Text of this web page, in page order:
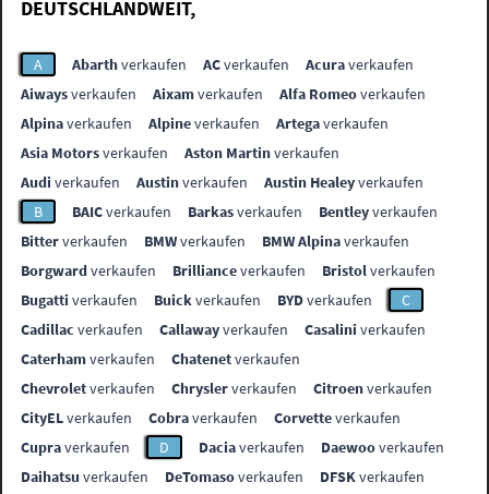
DEUTSCHLANDWEIT,
A Abarthverkaufen ACverkaufen Acuraverkaufen
Aiwaysverkaufen Aixamverkaufen Alfa Romeoverkaufen
Alpinaverkaufen Alpineverkaufen Artegaverkaufen
Asia Motorsverkaufen Aston Martinverkaufen
Audi verkaufen Austinverkaufen Austin Healeyverkaufen
B
BAICverkaufen Barkasverkaufen Bentleyverkaufen
Bitterverkaufen BMWverkaufen BMW Alpinaverkaufen
Borgwardverkaufen Brillianceverkaufen Bristolverkaufen
Bugatti verkaufen Buickverkaufen BYDverkaufen
C
Cadillac verkaufen Callawayverkaufen Casalini verkaufen
Caterhamverkaufen Chatenetverkaufen
Chevroletverkaufen Chryslerverkaufen Citroenverkaufen
CityELverkaufen Cobraverkaufen Corvetteverkaufen
Cupraverkaufen D Daciaverkaufen Daewooverkaufen
Daihatsu verkaufen DeTomasoverkaufen DFSKverkaufen